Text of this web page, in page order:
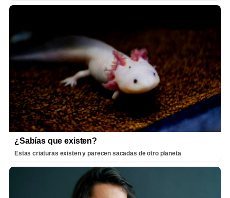
¿Sabías que existen?
Estas criaturas existen y parecen sacadas de otro planeta